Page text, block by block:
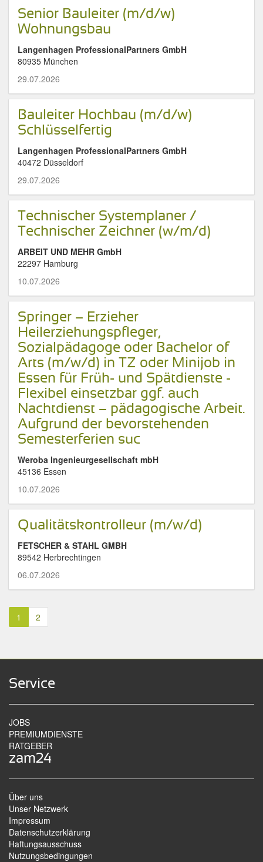
Senior Bauleiter (m/d/w)
Wohnungsbau
Langenhagen ProfessionalPartners GmbH
80935 München
29.07.2026
Bauleiter Hochbau (m/d/w)
Schlüsselfertig
Langenhagen ProfessionalPartners GmbH
40472 Düsseldorf
29.07.2026
Technischer Systemplaner /
Technischer Zeichner (w/m/d)
ARBEIT UND MEHR GmbH
22297 Hamburg
10.07.2026
Springer – Erzieher
Heilerziehungspfleger,
Sozialpädagoge oder Bachelor of
Arts (m/w/d) in TZ oder Minijob in
Essen für Früh- und Spätdienste -
Flexibel einsetzbar ggf. auch
Nachtdienst – pädagogische Arbeit.
Aufgrund der bevorstehenden
Semesterferien suc
Weroba Ingenieurgesellschaft mbH
45136 Essen
10.07.2026
Qualitätskontrolleur (m/w/d)
FETSCHER & STAHL GMBH
89542 Herbrechtingen
06.07.2026
1 2
Service
JOBS
PREMIUMDIENSTE
RATGEBER
zam24
Über uns
Unser Netzwerk
Impressum
Datenschutzerklärung
Haftungsausschuss
Nutzungsbedingungen